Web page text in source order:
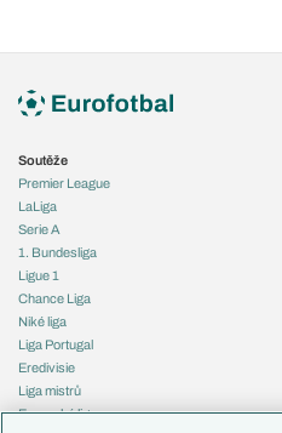
Soutěže
Premier League
LaLiga
Serie A
1. Bundesliga
Ligue 1
Chance Liga
Niké liga
Liga Portugal
Eredivisie
Liga mistrů
Evropská liga